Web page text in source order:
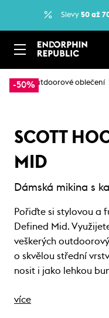
Slevy 50 až
-50%
… Outdoorové oblečení
SCOTT
MID
Dámská mikina s
Pořiďte si stylovou a
Defined Mid.
veškerých
o skvělou střední
nosit i jako lehkou
více